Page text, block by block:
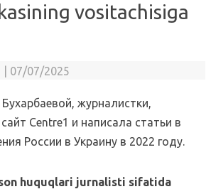
vositachisiga
07/07/2025
huquqlari jurnalisti sifatida